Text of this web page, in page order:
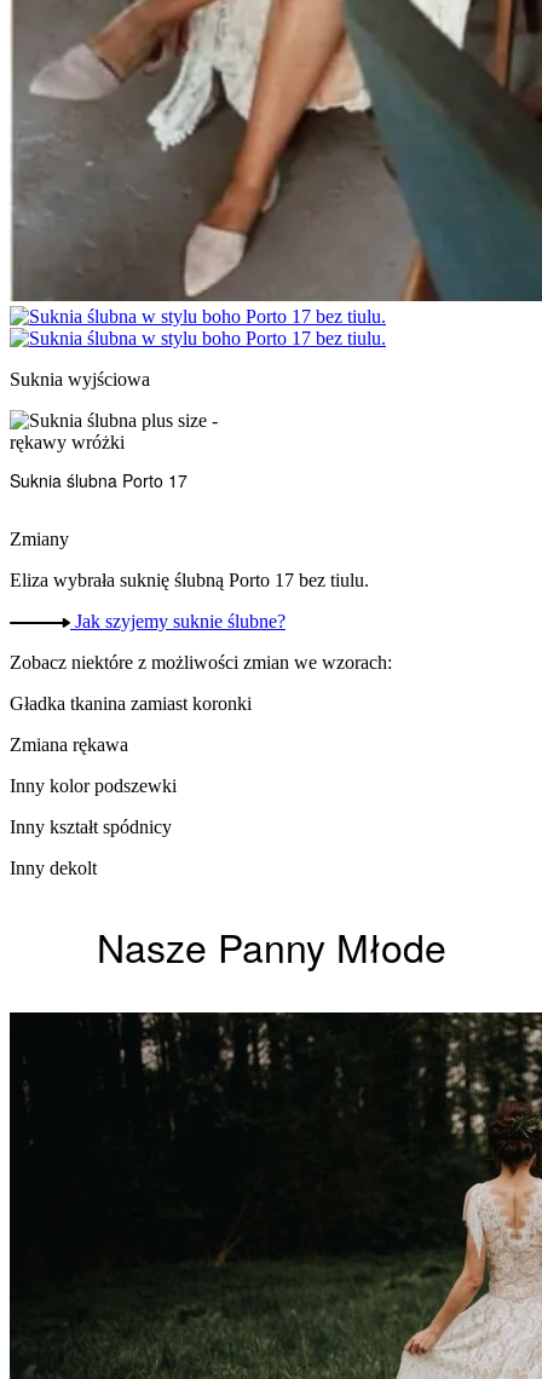
Suknia wyjściowa
Suknia ślubna Porto 17
Zmiany
Eliza wybrała suknię ślubną Porto 17 bez tiulu.
Jak szyjemy suknie ślubne?
Zobacz niektóre z możliwości zmian we wzorach:
Gładka tkanina zamiast koronki
Zmiana rękawa​
Inny kolor podszewki​
Inny kształt spódnicy
Inny dekolt
Nasze Panny Młode